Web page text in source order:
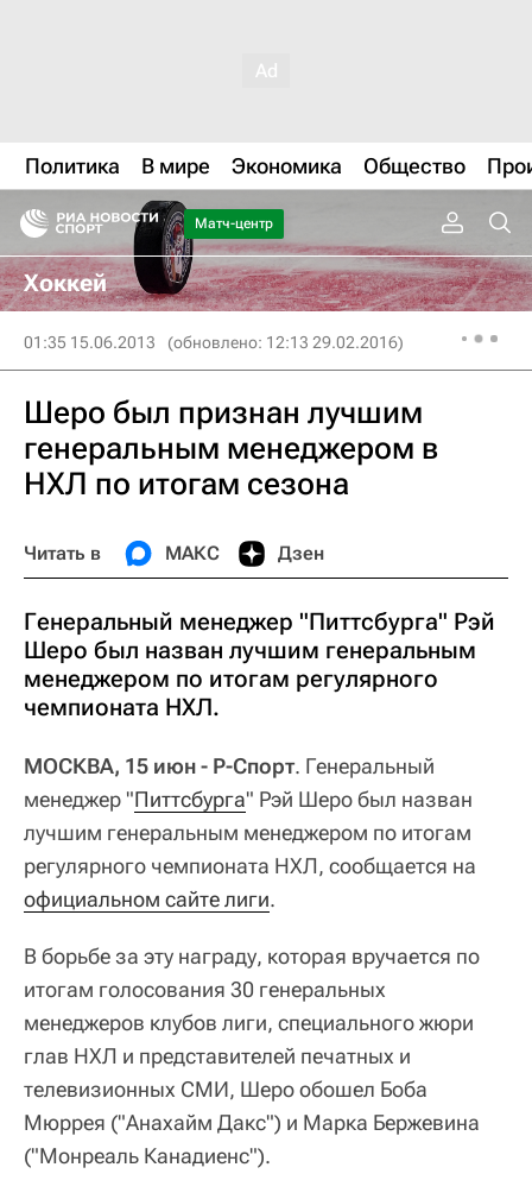
Политика В мире Экономика Общество
Матч-центр
Хоккей
01:35 15.06.2013 (обновлено: 12:13 29.02.2016)
Шеро был признан лучшим
генеральным менеджером в
НХЛ по итогам сезона
Читать в МАКС Дзен
Генеральный менеджер "Питтсбурга" Рэй
Шеро был назван лучшим генеральным
менеджером по итогам регулярного
чемпионата НХЛ.
МОСКВА, 15 июн - Р-Спорт. Генеральный
менеджер "Питтсбурга" Рэй Шеро был назван
лучшим генеральным менеджером по итогам
регулярного чемпионата НХЛ, сообщается на
официальном сайте лиги.
В борьбе за эту награду, которая вручается по
итогам голосования 30 генеральных
менеджеров клубов лиги, специального жюри
глав НХЛ и представителей печатных и
телевизионных СМИ, Шеро обошел Боба
Мюррея ("Анахайм Дакс") и Марка Бержевина
("Монреаль Канадиенс").